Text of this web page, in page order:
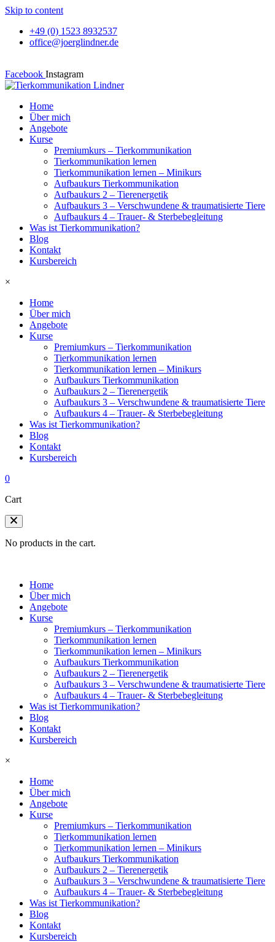
Skip to content
+49 (0) 1523 8932537
office@joerglindner.de
Facebook Instagram
Home
Über mich
Angebote
Kurse
Premiumkurs – Tierkommunikation
Tierkommunikation lernen
Tierkommunikation lernen – Minikurs
Aufbaukurs Tierkommunikation
Aufbaukurs 2 – Tierenergetik
Aufbaukurs 3 – Verschwundene & traumatisierte Tiere
Aufbaukurs 4 – Trauer- & Sterbebegleitung
Was ist Tierkommunikation?
Blog
Kontakt
Kursbereich
×
Home
Über mich
Angebote
Kurse
Premiumkurs – Tierkommunikation
Tierkommunikation lernen
Tierkommunikation lernen – Minikurs
Aufbaukurs Tierkommunikation
Aufbaukurs 2 – Tierenergetik
Aufbaukurs 3 – Verschwundene & traumatisierte Tiere
Aufbaukurs 4 – Trauer- & Sterbebegleitung
Was ist Tierkommunikation?
Blog
Kontakt
Kursbereich
0
Cart
No products in the cart.
Home
Über mich
Angebote
Kurse
Premiumkurs – Tierkommunikation
Tierkommunikation lernen
Tierkommunikation lernen – Minikurs
Aufbaukurs Tierkommunikation
Aufbaukurs 2 – Tierenergetik
Aufbaukurs 3 – Verschwundene & traumatisierte Tiere
Aufbaukurs 4 – Trauer- & Sterbebegleitung
Was ist Tierkommunikation?
Blog
Kontakt
Kursbereich
×
Home
Über mich
Angebote
Kurse
Premiumkurs – Tierkommunikation
Tierkommunikation lernen
Tierkommunikation lernen – Minikurs
Aufbaukurs Tierkommunikation
Aufbaukurs 2 – Tierenergetik
Aufbaukurs 3 – Verschwundene & traumatisierte Tiere
Aufbaukurs 4 – Trauer- & Sterbebegleitung
Was ist Tierkommunikation?
Blog
Kontakt
Kursbereich